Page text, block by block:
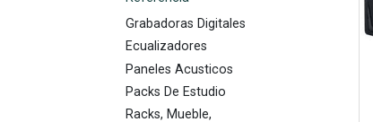
Grabadoras Digitales
Ecualizadores
Paneles Acusticos
Packs De Estudio
Racks, Mueble,